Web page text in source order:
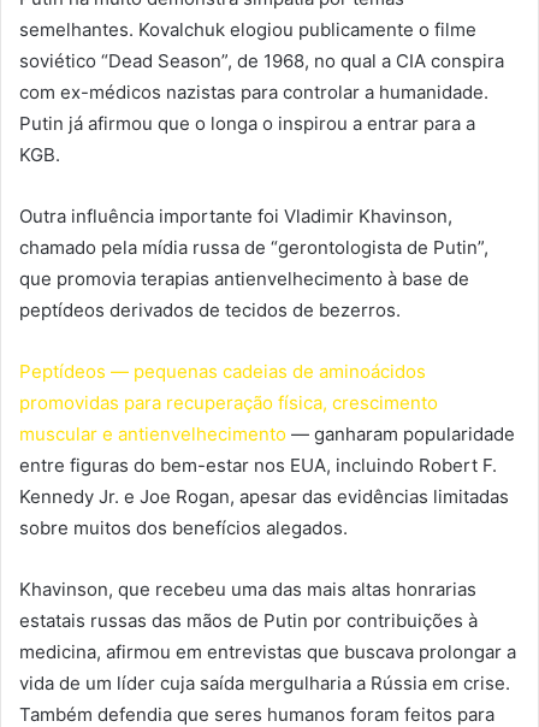
semelhantes. Kovalchuk elogiou publicamente o filme
soviético “Dead Season”, de 1968, no qual a CIA conspira
com ex-médicos nazistas para controlar a humanidade.
Putin já afirmou que o longa o inspirou a entrar para a
KGB.
Outra influência importante foi Vladimir Khavinson,
chamado pela mídia russa de “gerontologista de Putin”,
que promovia terapias antienvelhecimento à base de
peptídeos derivados de tecidos de bezerros.
Peptídeos — pequenas cadeias de aminoácidos
promovidas para recuperação física, crescimento
muscular e antienvelhecimento — ganharam popularidade
entre figuras do bem-estar nos EUA, incluindo Robert F.
Kennedy Jr. e Joe Rogan, apesar das evidências limitadas
sobre muitos dos benefícios alegados.
Khavinson, que recebeu uma das mais altas honrarias
estatais russas das mãos de Putin por contribuições à
medicina, afirmou em entrevistas que buscava prolongar a
vida de um líder cuja saída mergulharia a Rússia em crise.
Também defendia que seres humanos foram feitos para